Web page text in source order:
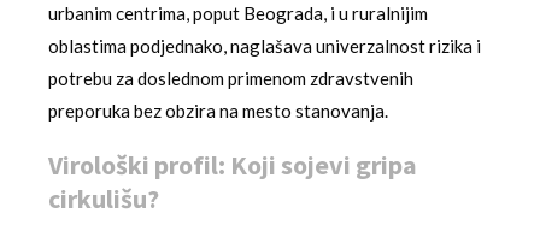
urbanim centrima, poput Beograda, i u ruralnijim
oblastima podjednako, naglašava univerzalnost rizika i
potrebu za doslednom primenom zdravstvenih
preporuka bez obzira na mesto stanovanja.
Virološki profil: Koji sojevi gripa
cirkulišu?